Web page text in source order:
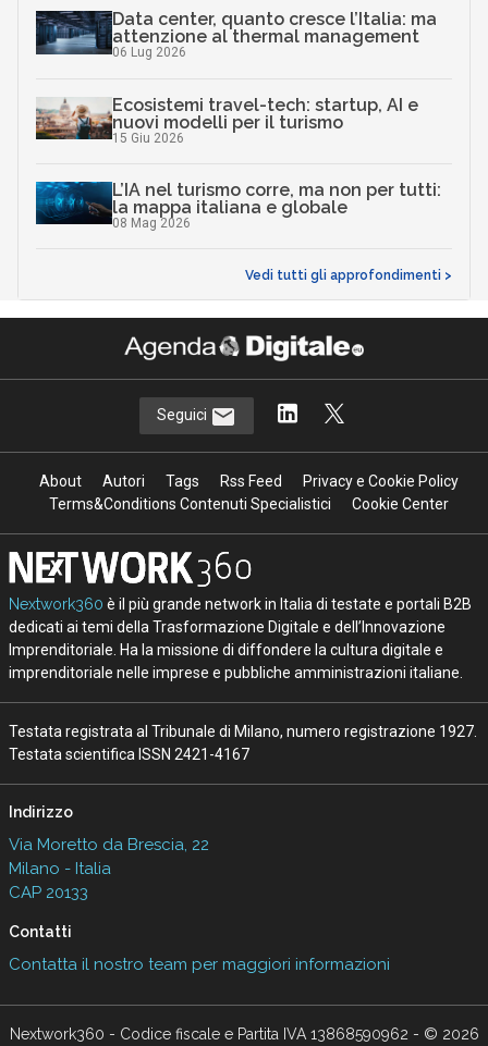
Data center, quanto cresce l’Italia: ma
attenzione al thermal management
06 Lug 2026
Ecosistemi travel-tech: startup, AI e
nuovi modelli per il turismo
15 Giu 2026
L’IA nel turismo corre, ma non per tutti:
la mappa italiana e globale
08 Mag 2026
Vedi tutti gli approfondimenti >
Seguici
About Autori Tags Rss Feed
Privacy e Cookie Policy
Terms&Conditions Contenuti Specialistici
Cookie Center
Nextwork360 è il più grande network in Italia di testate e portali B2B
dedicati ai temi della Trasformazione Digitale e dell’Innovazione
Imprenditoriale. Ha la missione di diffondere la cultura digitale e
imprenditoriale nelle imprese e pubbliche amministrazioni italiane.
Testata registrata al Tribunale di Milano, numero registrazione 1927.
Testata scientifica ISSN 2421-4167
Indirizzo
Via Moretto da Brescia, 22
Milano - Italia
CAP 20133
Contatti
Contatta il nostro team per maggiori informazioni
Nextwork360 - Codice fiscale e Partita IVA 13868590962 - © 2026